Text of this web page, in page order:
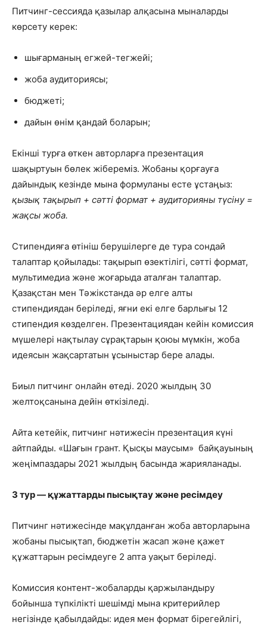
Питчинг-сессияда қазылар алқасына мыналарды
көрсету керек:
шығарманың егжей-тегжейі;
жоба аудиториясы;
бюджеті;
дайын өнім қандай боларын;
Екінші турға өткен авторларға презентация
шақыртуын бөлек жібереміз. Жобаны қорғауға
дайындық кезінде мына формуланы есте ұстаңыз:
қызық тақырып + сәтті формат + аудиторияны түсіну =
жақсы жоба.
Стипендияға өтініш берушілерге де тура сондай
талаптар қойылады: тақырып өзектілігі, сәтті формат,
мультимедиа және жоғарыда аталған талаптар.
Қазақстан мен Тәжікстанда әр елге алты
стипендиядан беріледі, яғни екі елге барлығы 12
стипендия көзделген. Презентациядан кейін комиссия
мүшелері нақтылау сұрақтарын қоюы мүмкін, жоба
идеясын жақсартатын ұсыныстар бере алады.
Биыл питчинг онлайн өтеді. 2020 жылдың 30
желтоқсанына дейін өткізіледі.
Айта кетейік, питчинг нәтижесін презентация күні
айтпайды. «Шағын грант. Қысқы маусым» байқауының
жеңімпаздары 2021 жылдың басында жарияланады.
3 тур — құжаттарды пысықтау және ресімдеу
Питчинг нәтижесінде мақұлданған жоба авторларына
жобаны пысықтап, бюджетін жасап және қажет
құжаттарын ресімдеуге 2 апта уақыт беріледі.
Комиссия контент-жобаларды қаржыландыру
бойынша түпкілікті шешімді мына критерийлер
негізінде қабылдайды: идея мен формат бірегейлігі,